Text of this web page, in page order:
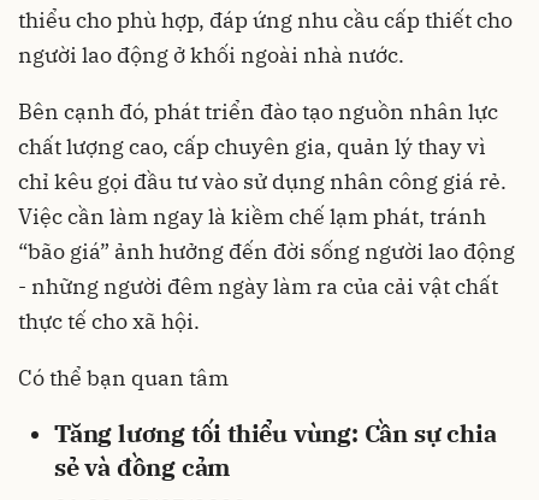
thiểu cho phù hợp, đáp ứng nhu cầu cấp thiết cho
người lao động ở khối ngoài nhà nước.
Bên cạnh đó, phát triển đào tạo nguồn nhân lực
chất lượng cao, cấp chuyên gia, quản lý thay vì
chỉ kêu gọi đầu tư vào sử dụng nhân công giá rẻ.
Việc cần làm ngay là kiềm chế lạm phát, tránh
“bão giá” ảnh hưởng đến đời sống người lao động
- những người đêm ngày làm ra của cải vật chất
thực tế cho xã hội.
Có thể bạn quan tâm
Tăng lương tối thiểu vùng: Cần sự chia
sẻ và đồng cảm